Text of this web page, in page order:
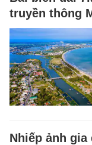
truyền thông
Nhiếp ảnh